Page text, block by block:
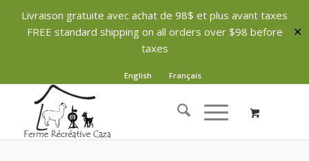
Livraison gratuite avec achat de 98$ et plus avant taxes
FREE standard shipping on all orders over $98 before
taxes
✕
English Français